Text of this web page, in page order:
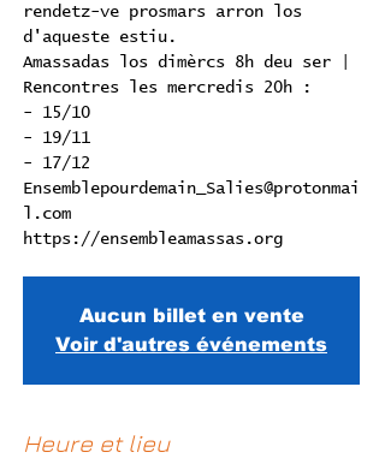
rendetz-ve prosmars arron los
d'aqueste estiu.
Amassadas los dimèrcs 8h deu ser |
Rencontres les mercredis 20h :
- 15/10
- 19/11
- 17/12
Ensemblepourdemain_Salies@protonmai
l.com
Aucun billet en vente
Voir d'autres événements
Heure et lieu